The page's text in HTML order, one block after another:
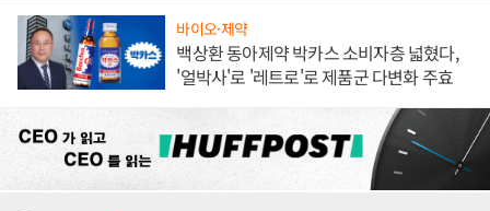
바이오·제약
백상환 동아제약 박카스 소비자층 넓혔다,
'얼박사'로 '레트로'로 제품군 다변화 주효